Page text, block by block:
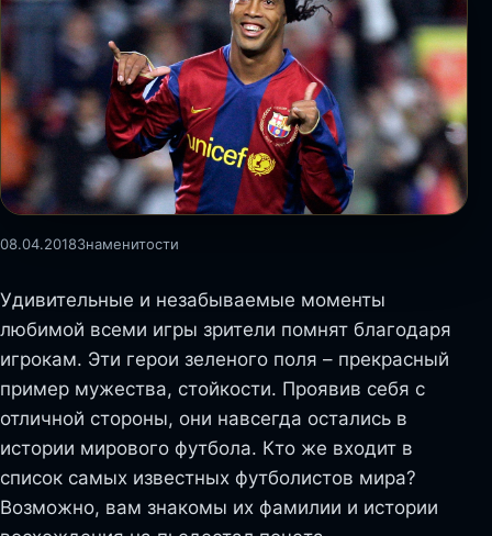
08.04.2018Знаменитости
Удивительные и незабываемые моменты
любимой всеми игры зрители помнят благодаря
игрокам. Эти герои зеленого поля – прекрасный
пример мужества, стойкости. Проявив себя с
отличной стороны, они навсегда остались в
истории мирового футбола. Кто же входит в
список самых известных футболистов мира?
Возможно, вам знакомы их фамилии и истории